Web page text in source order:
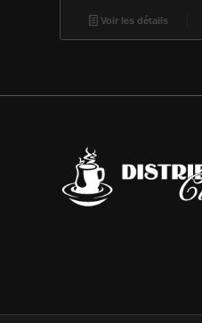
Voir les détails